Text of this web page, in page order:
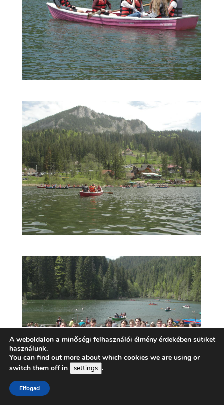
A weboldalon a minőségi felhasználói élmény érdekében sütiket
használunk.
You can find out more about which cookies we are using or
switch them off in
settings .
Elfogad